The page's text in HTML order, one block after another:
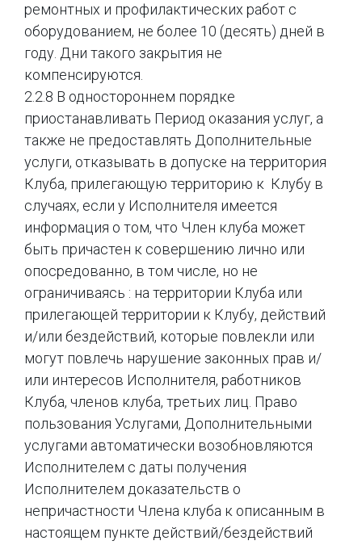
ремонтных и профилактических работ с
оборудованием, не более 10 (десять) дней в
году. Дни такого закрытия не
компенсируются.
2.2.8 В одностороннем порядке
приостанавливать Период оказания услуг, а
также не предоставлять Дополнительные
услуги, отказывать в допуске на территория
Клуба, прилегающую территорию к Клубу в
случаях, если у Исполнителя имеется
информация о том, что Член клуба может
быть причастен к совершению лично или
опосредованно, в том числе, но не
ограничиваясь : на территории Клуба или
прилегающей территории к Клубу, действий
и/или бездействий, которые повлекли или
могут повлечь нарушение законных прав и/
или интересов Исполнителя, работников
Клуба, членов клуба, третьих лиц. Право
пользования Услугами, Дополнительными
услугами автоматически возобновляются
Исполнителем с даты получения
Исполнителем доказательств о
непричастности Члена клуба к описанным в
настоящем пункте действий/бездействий